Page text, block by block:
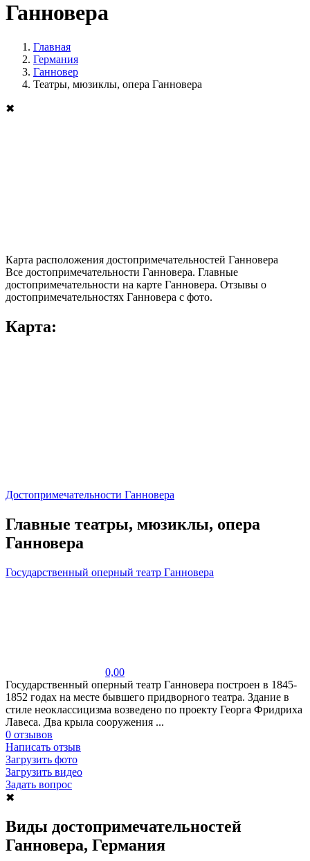
Ганновера
Главная
Германия
Ганновер
Театры, мюзиклы, опера Ганновера
✖
Карта расположения достопримечательностей Ганновера
Все достопримечательности Ганновера. Главные
достопримечательности на карте Ганновера. Отзывы о
достопримечательностях Ганновера с фото.
Карта:
Достопримечательности Ганновера
Главные театры, мюзиклы, опера
Ганновера
Государственный оперный театр Ганновера
0,00
Государственный оперный театр Ганновера построен в 1845-
1852 годах на месте бывшего придворного театра. Здание в
стиле неоклассицизма возведено по проекту Георга Фридриха
Лавеса. Два крыла сооружения ...
0 отзывов
Написать отзыв
Загрузить фото
Загрузить видео
Задать вопрос
✖
Виды достопримечательностей
Ганновера, Германия